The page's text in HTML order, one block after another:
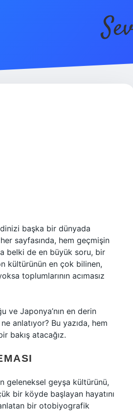
başka bir dünyada
sayfasında, hem geçmişin
belki de en büyük soru, bir
kültürünün en çok bilinen,
toplumlarının acımasız
ve Japonya’nın en derin
anlatıyor? Bu yazıda, hem
bakış atacağız.
geleneksel geyşa kültürünü,
bir köyde başlayan hayatını
bir otobiyografik